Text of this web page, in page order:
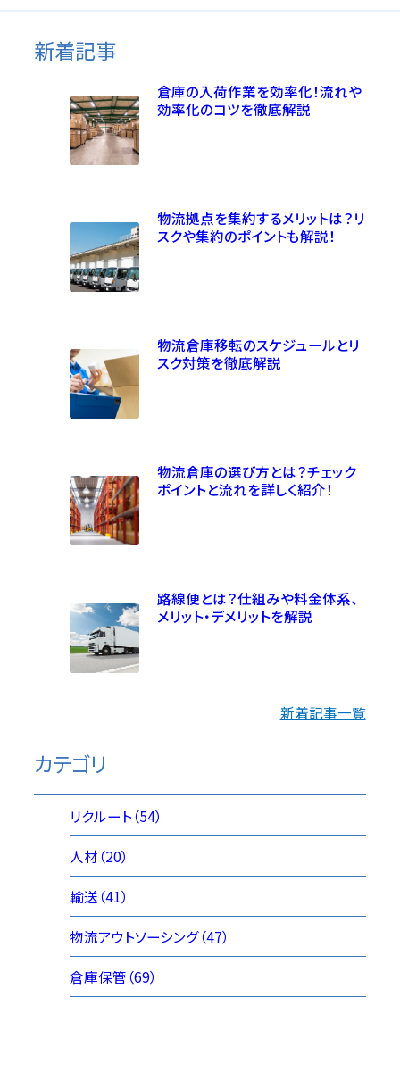
新着記事
倉庫の入荷作業を効率化！流れや
効率化のコツを徹底解説
物流拠点を集約するメリットは？リ
スクや集約のポイントも解説！
物流倉庫移転のスケジュールとリ
スク対策を徹底解説
物流倉庫の選び方とは？チェック
ポイントと流れを詳しく紹介！
路線便とは？仕組みや料金体系、
メリット・デメリットを解説
新着記事一覧
カテゴリ
リクルート（54）
人材（20）
輸送（41）
物流アウトソーシング（47）
倉庫保管（69）